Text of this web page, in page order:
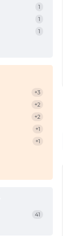
1
1
1
+3
+2
+2
+1
+1
41